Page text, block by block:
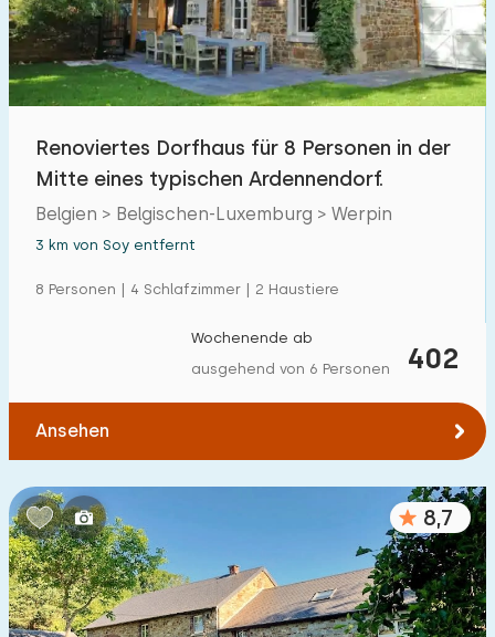
Freibad 1
Kinderanimation 1
Eingeschränkte Mobilität
Rollstuhlgerecht
Renoviertes Dorfhaus für 8 Personen in der
Mitte eines typischen Ardennendorf.
Belgien > Belgischen-Luxemburg > Werpin
3 km von Soy entfernt
8 Personen | 4 Schlafzimmer | 2 Haustiere
402
Wochenende ab
ausgehend von 6 Personen
Ansehen
8,7